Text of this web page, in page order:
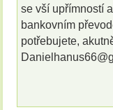
se vší upřímností
bankovním
potřebujete,